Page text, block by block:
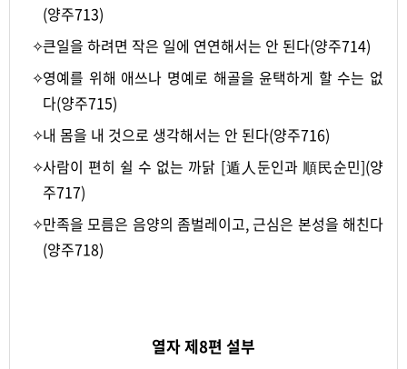
(양주713)
✧큰일을 하려면 작은 일에 연연해서는 안 된다(양주714)
✧영예를 위해 애쓰나 명예로 해골을 윤택하게 할 수는 없
다(양주715)
✧내 몸을 내 것으로 생각해서는 안 된다(양주716)
✧사람이 편히 쉴 수 없는 까닭 [遁人둔인과 順民순민](양
주717)
✧만족을 모름은 음양의 좀벌레이고, 근심은 본성을 해친다
(양주718)
열자 제8편 설부